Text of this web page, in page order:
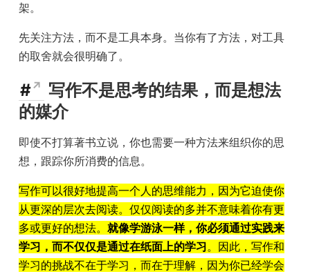
架。
先关注方法，而不是工具本身。当你有了方法，对工具
的取舍就会很明确了。
#
写作不是思考的结果，而是想法
的媒介
即使不打算著书立说，你也需要一种方法来组织你的思
想，跟踪你所消费的信息。
写作可以很好地提高一个人的思维能力，因为它迫使你
从更深的层次去阅读。仅仅阅读的多并不意味着你有更
多或更好的想法。 就像学游泳一样，你必须通过实践来
学习，而不仅仅是通过在纸面上的学习。因此，写作和
学习的挑战不在于学习，而在于理解，因为你已经学会